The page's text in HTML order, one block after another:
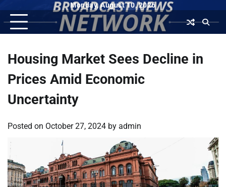
content
Monday, August 10, 2026
Housing Market Sees Decline in
Prices Amid Economic
Uncertainty
Posted on October 27, 2024 by admin